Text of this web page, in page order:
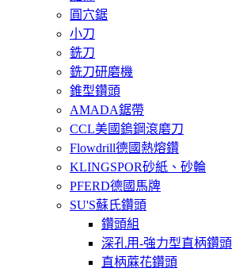
圓穴鋸
小刀
銑刀
銑刀研磨機
錐型鑽頭
AMADA鋸帶
CCL美國鎢鋼滾磨刀
Flowdrill德國熱熔鑽
KLINGSPOR砂紙、砂輪
PFERD德國馬牌
SU'S蘇氏鑽頭
鑽頭組
深孔用-強力型直柄鑽頭
直柄蔴花鑽頭